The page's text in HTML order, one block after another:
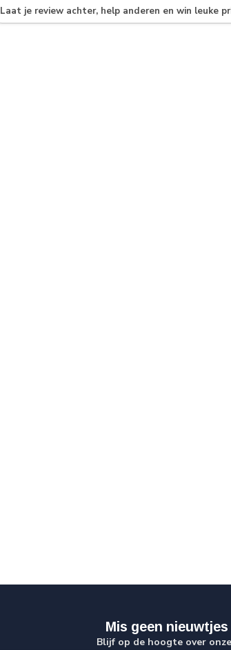
Laat je review achter, help anderen en win leuke
Mis geen
Blijf op de hoogte over